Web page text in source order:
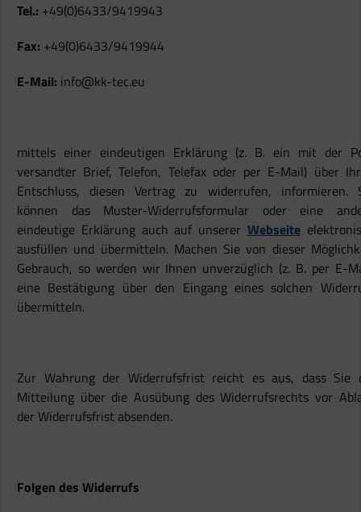
Tel.: +49(0)6433/9419943
Fax: +49(0)6433/9419944
E-Mail: info@kk-tec.eu
mittels einer eindeutigen Erklärung (z. B. ein mit der
versandter Brief, Telefon, Telefax oder per E-Mail) über
Entschluss, diesen Vertrag zu widerrufen, informieren.
können das Muster-Widerrufsformular oder eine
eindeutige Erklärung auch auf unserer Webseite
ausfüllen und übermitteln. Machen Sie von dieser
Gebrauch, so werden wir Ihnen unverzüglich (z. B. per E-
eine Bestätigung über den Eingang eines solchen
übermitteln.
Zur Wahrung der Widerrufsfrist reicht es aus, dass Sie
Mitteilung über die Ausübung des Widerrufsrechts vor
der Widerrufsfrist absenden.
Folgen des Widerrufs